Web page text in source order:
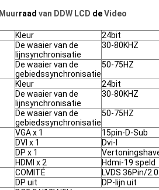
Muurraad van DDW LCD deVideo
Kleur
24bit
De waaier van de
lijnsynchronisatie
30-80KHZ
De waaier van de
gebiedssynchronisatie
50-75HZ
Kleur
24bit
De waaier van de
lijnsynchronisatie
30-80KHZ
De waaier van de
gebiedssynchronisatie
50-75HZ
VGA x 1
15pin-D-Sub
DVI x 1
Dvi-I
DP x 1
HDMI x 2
Hdmi-19 speld
COMITÉ
LVDS 36Pin/2.0
DP uit
DP-lijn uit